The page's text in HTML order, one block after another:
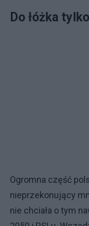
Do łóżka
Ogromna część
nieprzekonujący
nie chciała o tym